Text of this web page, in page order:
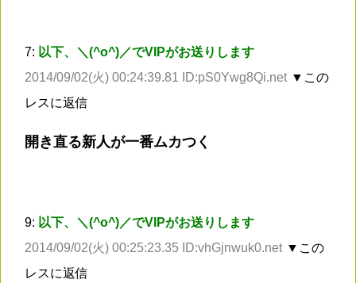
7: 以下、＼(^o^)／でVIPがお送りします
2014/09/02(火) 00:24:39.81 ID:pS0Ywg8Qi.net ▼この
レスに返信
開き直る新人が一番ムカつく
9: 以下、＼(^o^)／でVIPがお送りします
2014/09/02(火) 00:25:23.35 ID:vhGjnwuk0.net ▼この
レスに返信